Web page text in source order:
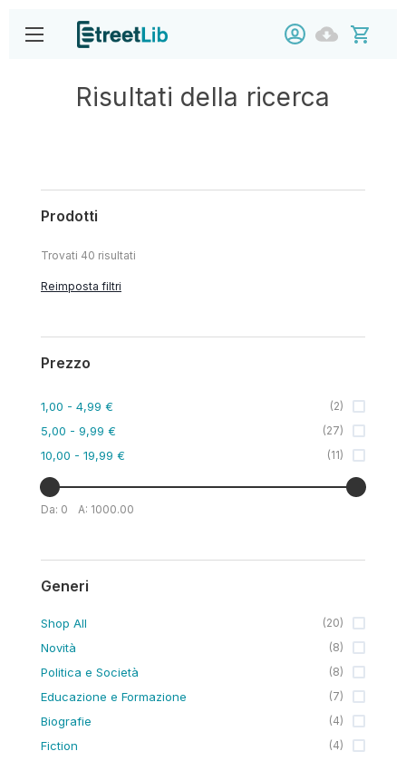
Risultati della ricerca
Prodotti
Trovati 40 risultati
Reimposta filtri
Prezzo
1,00 - 4,99 € (2)
5,00 - 9,99 € (27)
10,00 - 19,99 € (11)
Da: 0 A: 1000.00
Generi
Shop All (20)
Novità (8)
Politica e Società (8)
Educazione e Formazione (7)
Biografie (4)
Fiction (4)